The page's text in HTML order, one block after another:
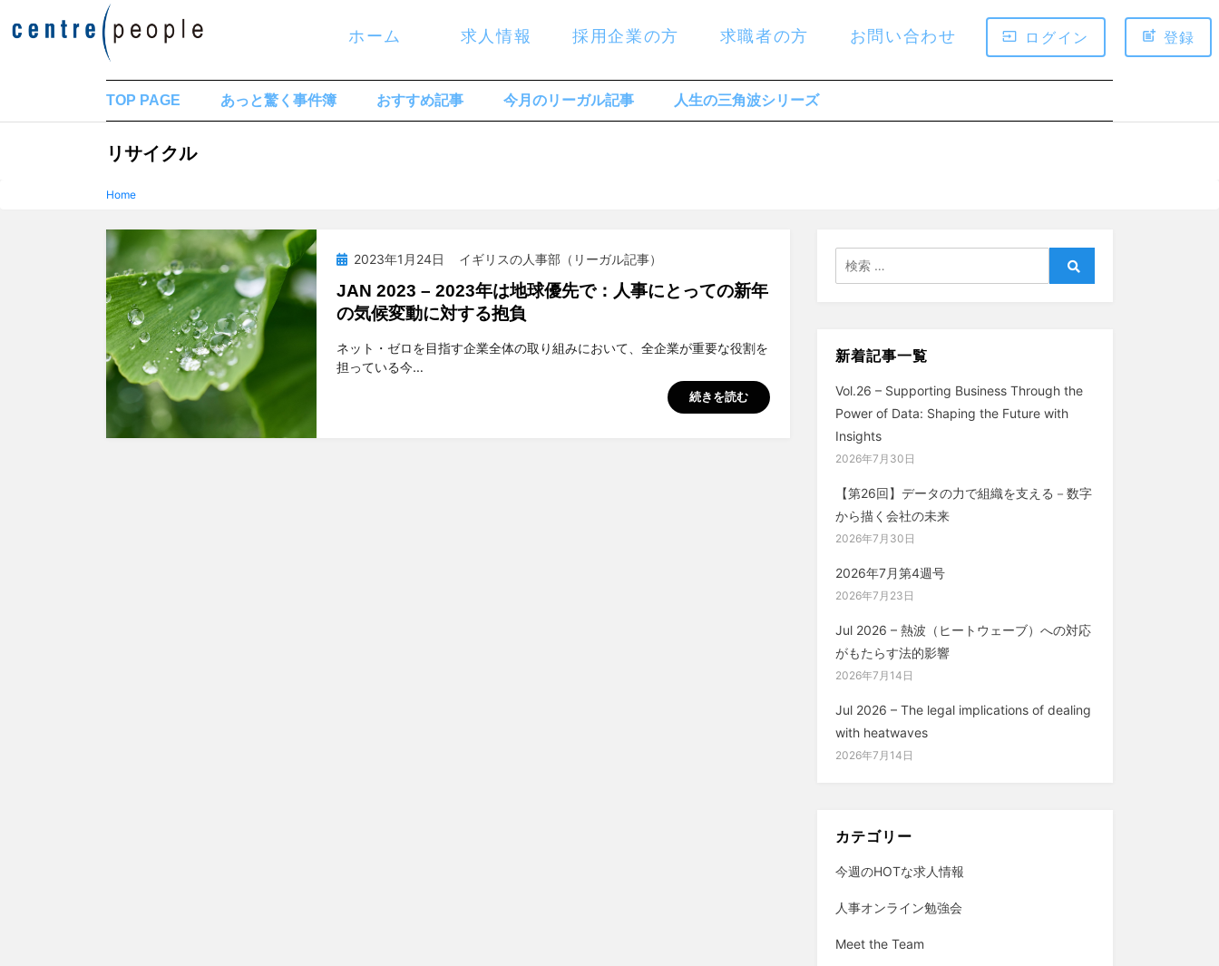
ン
ホーム 求人情報 採用企業の方 求職者の方 お問い合わせ ログイン 登録
TOP PAGE あっと驚く事件簿 おすすめ記事 今月のリーガル記事 人生の三角波シリーズ
タグ
:リサイクル
Home
投 2023年1月24日 イギリスの人事部（リーガル記事）
JAN 2023 – 2023年は地球優先で：人事にとっての新年
の気候変動に対する抱負
投稿者tsuchiya
ネット・ゼロを目指す企業全体の取り組みにおいて、全企業が重要な役割を
担っている今…
続きを読む
索:
検
新着記事一覧
Vol.26 – Supporting Business Through the
Power of Data: Shaping the Future with
Insights
2026年7月30日
【第26回】データの力で組織を支える－数字
から描く会社の未来
2026年7月30日
2026年7月第4週号
2026年7月23日
Jul 2026 – 熱波（ヒートウェーブ）への対応
がもたらす法的影響
2026年7月14日
Jul 2026 – The legal implications of dealing
with heatwaves
2026年7月14日
カテゴリー
今週のHOTな求人情報
人事オンライン勉強会
Meet the Team